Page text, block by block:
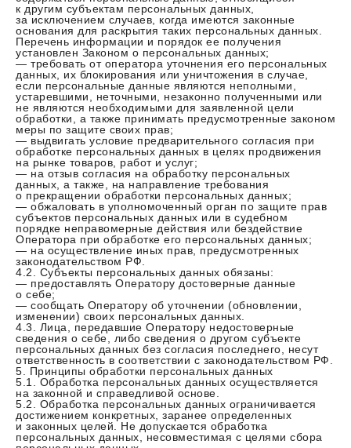
к другим субъектам персональных данных,
за исключением случаев, когда имеются законные
основания для раскрытия таких персональных данных.
Перечень информации и порядок ее получения
установлен Законом о персональных данных;
— требовать от оператора уточнения его персональных
данных, их блокирования или уничтожения в случае,
если персональные данные являются неполными,
устаревшими, неточными, незаконно полученными или
не являются необходимыми для заявленной цели
обработки, а также принимать предусмотренные законом
меры по защите своих прав;
— выдвигать условие предварительного согласия при
обработке персональных данных в целях продвижения
на рынке товаров, работ и услуг;
— на отзыв согласия на обработку персональных
данных, а также, на направление требования
о прекращении обработки персональных данных;
— обжаловать в уполномоченный орган по защите прав
субъектов персональных данных или в судебном
порядке неправомерные действия или бездействие
Оператора при обработке его персональных данных;
— на осуществление иных прав, предусмотренных
законодательством РФ.
4.2. Субъекты персональных данных обязаны:
— предоставлять Оператору достоверные данные
о себе;
— сообщать Оператору об уточнении (обновлении,
изменении) своих персональных данных.
4.3. Лица, передавшие Оператору недостоверные
сведения о себе, либо сведения о другом субъекте
персональных данных без согласия последнего, несут
ответственность в соответствии с законодательством РФ.
5. Принципы обработки персональных данных
5.1. Обработка персональных данных осуществляется
на законной и справедливой основе.
5.2. Обработка персональных данных ограничивается
достижением конкретных, заранее определенных
и законных целей. Не допускается обработка
персональных данных, несовместимая с целями сбора